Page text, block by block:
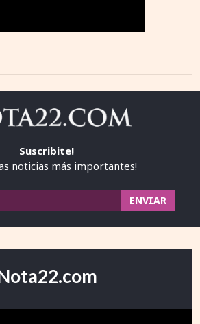
Suscribite!
noticias más importantes!